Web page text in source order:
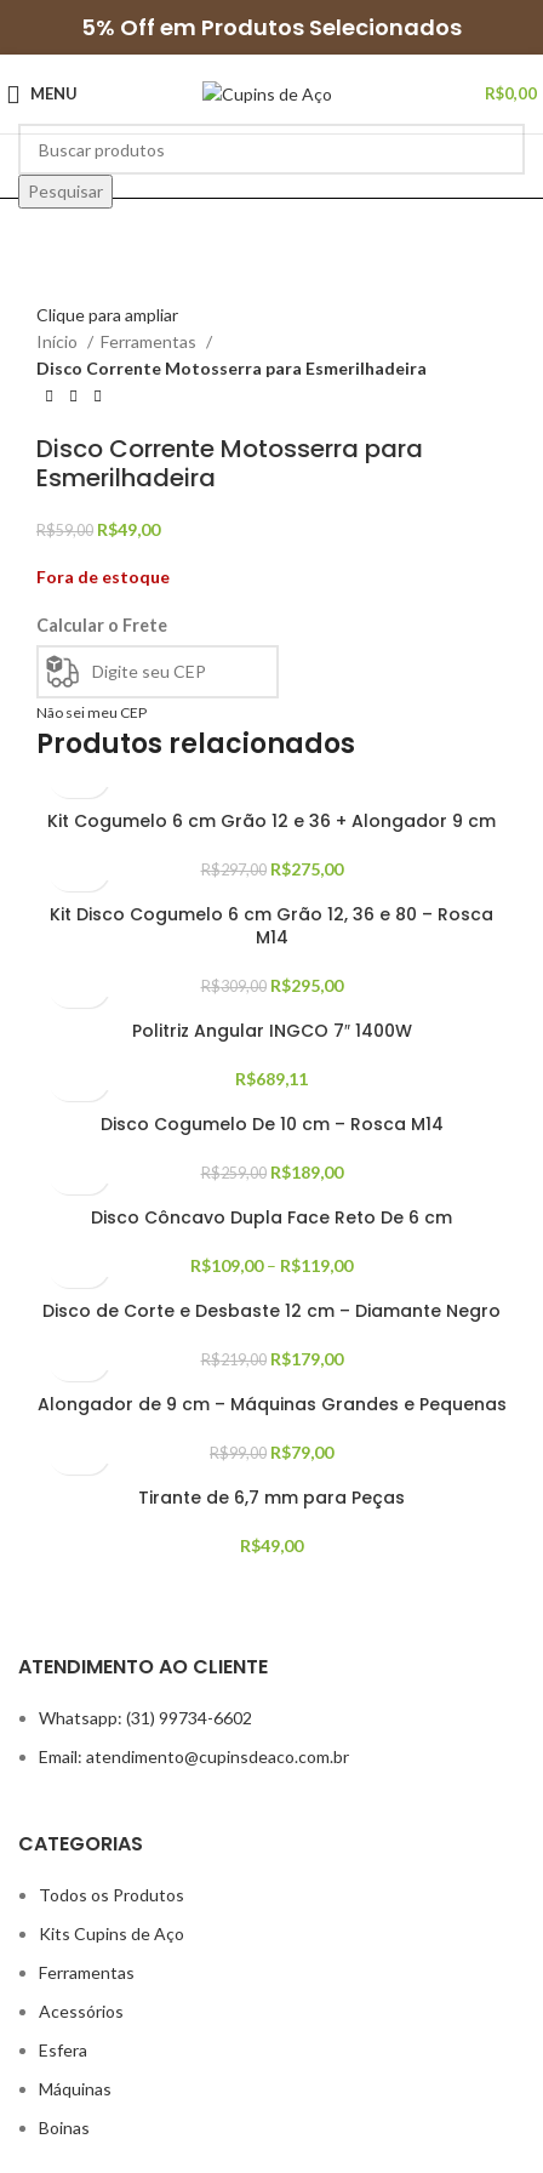
5% Off em Produtos Selecionados
MENU R$0,00
Pesquisar
Clique para ampliar
Início
Ferramentas
Disco Corrente Motosserra para Esmerilhadeira
Disco Corrente Motosserra para
Esmerilhadeira
R$59,00 R$49,00
Fora de estoque
Calcular o Frete
Não sei meu CEP
Produtos relacionados
Kit Cogumelo 6 cm Grão 12 e 36 + Alongador 9 cm
R$297,00 R$275,00
Kit Disco Cogumelo 6 cm Grão 12, 36 e 80 – Rosca
M14
R$309,00 R$295,00
Politriz Angular INGCO 7″ 1400W
R$689,11
Disco Cogumelo De 10 cm – Rosca M14
R$259,00 R$189,00
Disco Côncavo Dupla Face Reto De 6 cm
R$109,00 – R$119,00
Disco de Corte e Desbaste 12 cm – Diamante Negro
R$219,00 R$179,00
Alongador de 9 cm – Máquinas Grandes e Pequenas
R$99,00 R$79,00
Tirante de 6,7 mm para Peças
R$49,00
ATENDIMENTO AO CLIENTE
Whatsapp: (31) 99734-6602
Email: atendimento@cupinsdeaco.com.br
CATEGORIAS
Todos os Produtos
Kits Cupins de Aço
Ferramentas
Acessórios
Esfera
Máquinas
Boinas